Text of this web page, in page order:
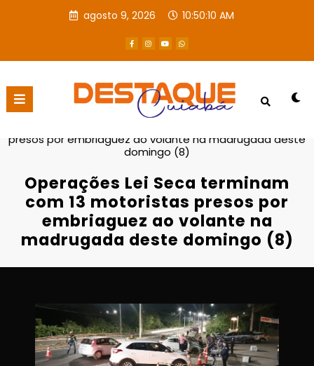
agosto 9, 2026 10:50:11 AM
Página inicial
POLICIAL
presos por embriaguez ao volante na madrugada deste
domingo (8)
Operações Lei Seca terminam
com 13 motoristas presos por
embriaguez ao volante na
madrugada deste domingo (8)